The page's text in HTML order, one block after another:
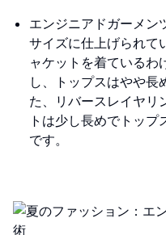
エンジニアドガーメン
サイズに仕上げられて
ャケットを着ているわ
し、トップスはやや長
た、リバースレイヤリ
トは少し長めでトッ
です。